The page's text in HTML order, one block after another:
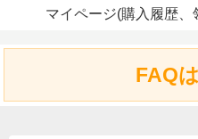
マイページ(購入履歴、
FAQ